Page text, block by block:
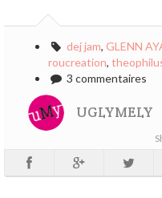
dej jam, GLENN
roucreation,
3 commentaires
UGLYMELY